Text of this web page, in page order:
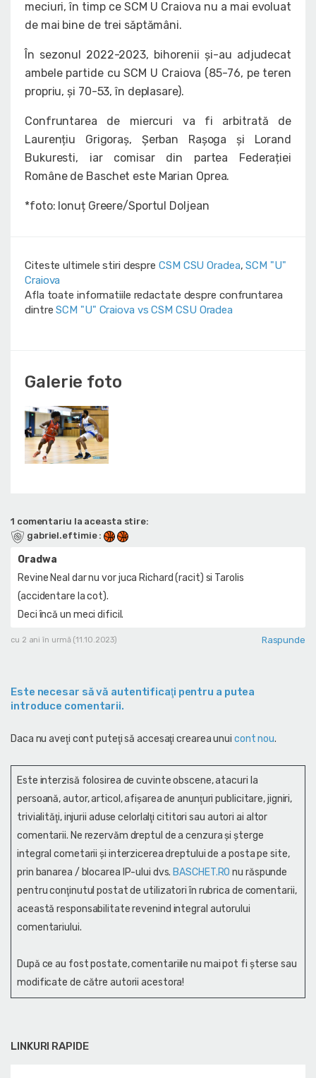
LINKURI RAPIDE
meciuri, în timp ce SCM U Craiova nu a mai evoluat
de mai bine de trei săptămâni.
În sezonul 2022-2023, bihorenii și-au adjudecat
ambele partide cu SCM U Craiova (85-76, pe teren
propriu, și 70-53, în deplasare).
Confruntarea de miercuri va fi arbitrată de
Laurențiu Grigoraș, Șerban Rașoga și Lorand
Bukuresti, iar comisar din partea Federației
Române de Baschet este Marian Oprea.
*foto: Ionuț Greere/Sportul Doljean
Citeste ultimele stiri despre CSM CSU Oradea,SCM "U"
Craiova
Afla toate informatiile redactate despre confruntarea
dintreSCM "U" Craiova vs CSM CSU Oradea
Galerie foto
1 comentariu la aceasta stire:
gabriel.eftimie :
Oradwa
Revine Neal dar nu vor juca Richard (racit) si Tarolis
(accidentare la cot).
Deci încă un meci dificil.
cu 2 ani în urmă (11.10.2023) Raspunde
Este necesar să vă autentificaţi pentru a putea
introduce comentarii.
Daca nu aveţi cont puteţi să accesaţi crearea unui cont nou.
Este interzisă folosirea de cuvinte obscene, atacuri la
persoană, autor, articol, afişarea de anunţuri publicitare, jigniri,
trivialităţi, injurii aduse celorlalţi cititori sau autori ai altor
comentarii. Ne rezervăm dreptul de a cenzura și şterge
integral cometarii și interzicerea dreptului de a posta pe site,
prin banarea / blocarea IP-ului dvs. BASCHET.RO nu răspunde
pentru conţinutul postat de utilizatori în rubrica de comentarii,
această responsabilitate revenind integral autorului
comentariului.
După ce au fost postate, comentariile nu mai pot fi șterse sau
modificate de către autorii acestora!